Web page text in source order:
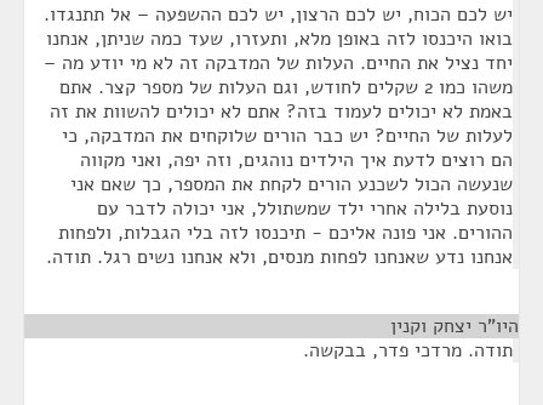
יש לכם הכוח, יש לכם הרצון, יש לכם ההשפעה – אל תתנגדו.
בואו היכנסו לזה באופן מלא, ותעזרו, שעד כמה שניתן, אנחנו
יחד נציל את החיים. העלות של המדבקה זה לא מי יודע מה –
משהו כמו 2 שקלים לחודש, וגם העלות של מספר קצר. אתם
באמת לא יכולים לעמוד בזה? אתם לא יכולים להשוות את זה
לעלות של החיים? יש כבר הורים שלוקחים את המדבקה, כי
הם רוצים לדעת איך הילדים נוהגים, וזה יפה, ואני מקווה
שנעשה הכול לשכנע הורים לקחת את המספר, כך שאם אני
נוסעת בלילה אחרי ילד שמשתולל, אני יכולה לדבר עם
ההורים. אני פונה אליכם - תיכנסו לזה בלי הגבלות, ולפחות
אנחנו נדע שאנחנו לפחות מנסים, ולא אנחנו נשים רגל. תודה.
היו"ר יצחק וקנין
תודה. מרדכי פדר, בבקשה.